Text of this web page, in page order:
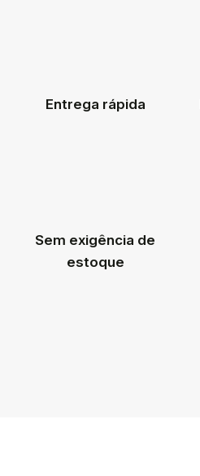
Entrega rápida
Sem exigência de
estoque